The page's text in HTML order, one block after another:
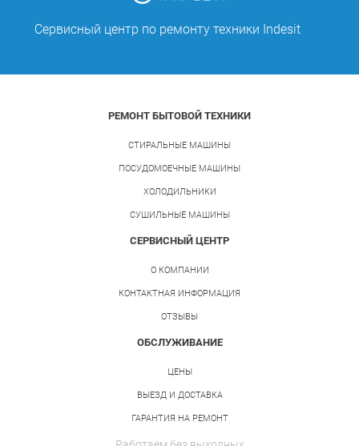
Сервисный центр по ремонту техники Indesit
РЕМОНТ БЫТОВОЙ ТЕХНИКИ
СТИРАЛЬНЫЕ МАШИНЫ
ПОСУДОМОЕЧНЫЕ МАШИНЫ
ХОЛОДИЛЬНИКИ
СУШИЛЬНЫЕ МАШИНЫ
СЕРВИСНЫЙ ЦЕНТР
О КОМПАНИИ
КОНТАКТНАЯ ИНФОРМАЦИЯ
ОТЗЫВЫ
ОБСЛУЖИВАНИЕ
ЦЕНЫ
ВЫЕЗД И ДОСТАВКА
ГАРАНТИЯ НА РЕМОНТ